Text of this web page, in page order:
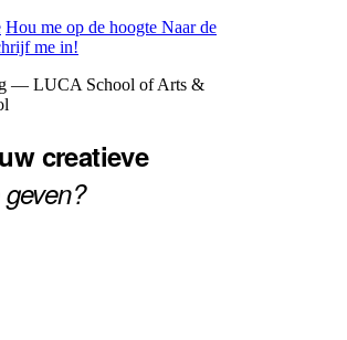
Hou me op de hoogte Naar de
me in!
— LUCA School of Arts &
creatieve